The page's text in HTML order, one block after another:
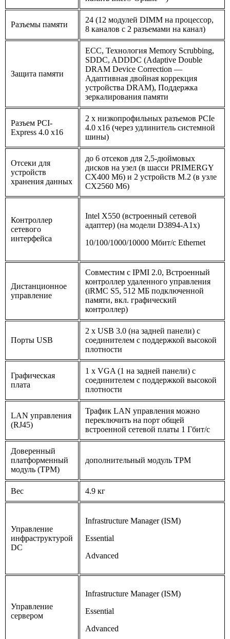
Разъемы памяти
24 (12 модулей DIMM на процессор,
8 каналов с 2 разъемами на канал)
Защита памяти
ECC, Технология Memory Scrubbing,
SDDC, ADDDC (Adaptive Double
DRAM Device Correction —
Адаптивная двойная коррекция
устройства DRAM), Поддержка
зеркалирования памяти
Разъем PCI-
Express 4.0 x16
2 x низкопрофильных разъемов PCIe
4.0 x16 (через удлинитель системной
шины)
Отсеки для
устройств
хранения данных
до 6 отсеков для 2,5-дюймовых
дисков на узел (в шасси PRIMERGY
CX400 M6) и 2 устройств M.2 (в узле
CX2560 M6)
Контроллер
сетевого
интерфейса
Intel X550 (встроенный сетевой
адаптер) (на модели D3894-A1x)
10/100/1000/10000 Мбит/с Ethernet
Дистанционное
управление
Совместим с IPMI 2.0, Встроенный
контроллер удаленного управления
(iRMC S5, 512 МБ подключенной
памяти, вкл. графический
контроллер)
Порты USB
2 x USB 3.0 (на задней панели) с
соединителем с поддержкой высокой
плотности
Графическая
плата
1 x VGA (1 на задней панели) с
соединителем с поддержкой высокой
плотности
LAN управления
(RJ45)
Трафик LAN управления можно
переключить на порт общей
встроенной сетевой платы 1 Гбит/с
Доверенный
платформенный
модуль (TPM)
дополнительный модуль TPM
Вес 4.9 кг
Управление
инфраструктурой
DC
Infrastructure Manager (ISM)
Essential
Advanced
Управление
сервером
Infrastructure Manager (ISM)
Essential
Advanced